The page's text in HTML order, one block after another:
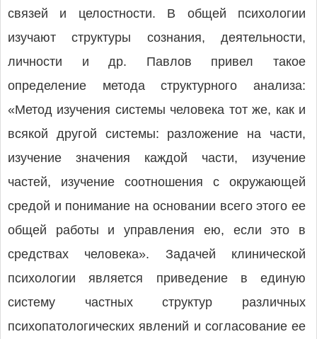
связей и целостности. В общей психологии
изучают структуры сознания, деятельности,
личности и др. Павлов привел такое
определение метода структурного анализа:
«Метод изучения системы человека тот же, как и
всякой другой системы: разложение на части,
изучение значения каждой части, изучение
частей, изучение соотношения с окружающей
средой и понимание на основании всего этого ее
общей работы и управления ею, если это в
средствах человека». Задачей клинической
психологии является приведение в единую
систему частных структур различных
психопатологических явлений и согласование ее